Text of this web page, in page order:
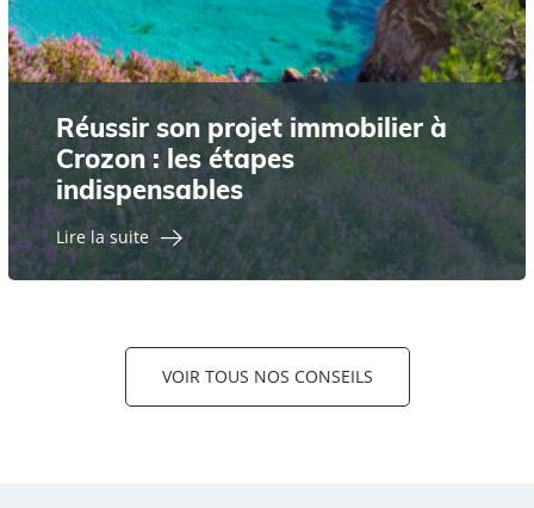
Réussir son projet immobilier à
Crozon : les étapes
indispensables
Lire la suite
VOIR TOUS NOS CONSEILS